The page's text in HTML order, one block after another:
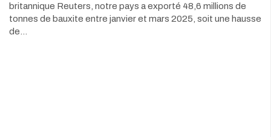
britannique Reuters, notre pays a exporté 48,6 millions de
tonnes de bauxite entre janvier et mars 2025, soit une hausse
de…